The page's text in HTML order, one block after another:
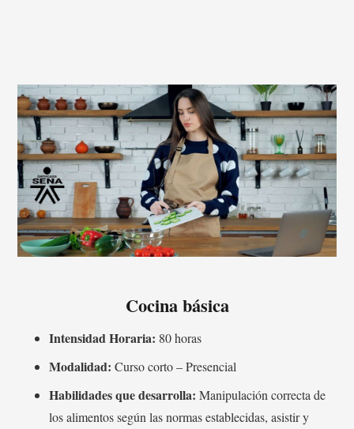
Cocina básica
Intensidad Horaria: 80 horas
Modalidad: Curso corto – Presencial
Habilidades que desarrolla: Manipulación correcta de
los alimentos según las normas establecidas, asistir y